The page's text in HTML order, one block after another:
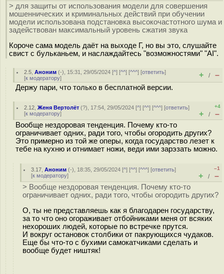
> для защиты от использования модели для совершения
мошеннических и криминальных действий при обучении
модели использована подстановка высокочастотного шума и
задействован максимальный уровень сжатия звука
Короче сама модель даёт на выходе Г, но вы это, слушайте
свист с бульканьем, и наслаждайтесь "возможностями" "AI".
2.5 ,Аноним (-), 15:31, 29/05/2024 [^] [^^] [^^^] [ответить]
[к модератору] + / –
Держу пари, что только в бесплатной версии.
2.12 ,Женя Вертолёт (?), 17:54, 29/05/2024 [^] [^^] [^^^] [ответить]
[к модератору]
+4
+ / –
Вообще нездоровая тенденция. Почему кто-то
ограничивает одних, ради того, чтобы огородить других?
Это примерно из той же оперы, когда государство лезет к
тебе на кухню и отнимает ножи, веди ими зарэзать можно.
3.17 ,Аноним (-), 18:35, 29/05/2024 [^] [^^] [^^^] [ответить]
[к модератору]
–1
+ / –
> Вообще нездоровая тенденция. Почему кто-то
ограничивает одних, ради того, чтобы огородить других?
О, ты не представляешь как я благодарен государству,
за то что оно огораживает отбойниками меня от всяких
нехороших людей, которые по встречке прутся.
И вокруг остановок столбики от пакрующихся чудаков.
Еще бы что-то с бухими самокатчиками сделать и
вообще будет ништяк!